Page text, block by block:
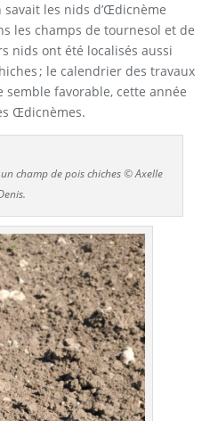
les nids d’Œdicnème
les champs de tournesol et de
nids ont été localisés aussi
; le calendrier des travaux
favorable, cette année
Œdicnèmes.
champ de pois chiches © Axelle